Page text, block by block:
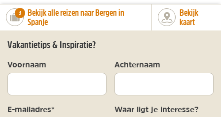
number_of_trips:
3
Bekijk alle reizen naar Bergen in
Spanje
Bekijk
kaart
Vakantietips & Inspiratie?
Voornaam Achternaam
E-mailadres* Waar ligt je interesse?